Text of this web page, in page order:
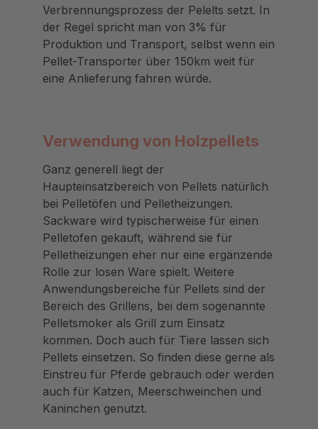
Verbrennungsprozess der Pelelts setzt. In
der Regel spricht man von 3% für
Produktion und Transport, selbst wenn ein
Pellet-Transporter über 150km weit für
eine Anlieferung fahren würde.
Verwendung von Holzpellets
Ganz generell liegt der
Haupteinsatzbereich von Pellets natürlich
bei Pelletöfen und Pelletheizungen.
Sackware wird typischerweise für einen
Pelletofen gekauft, während sie für
Pelletheizungen eher nur eine ergänzende
Rolle zur losen Ware spielt. Weitere
Anwendungsbereiche für Pellets sind der
Bereich des Grillens, bei dem sogenannte
Pelletsmoker als Grill zum Einsatz
kommen. Doch auch für Tiere lassen sich
Pellets einsetzen. So finden diese gerne als
Einstreu für Pferde gebrauch oder werden
auch für Katzen, Meerschweinchen und
Kaninchen genutzt.